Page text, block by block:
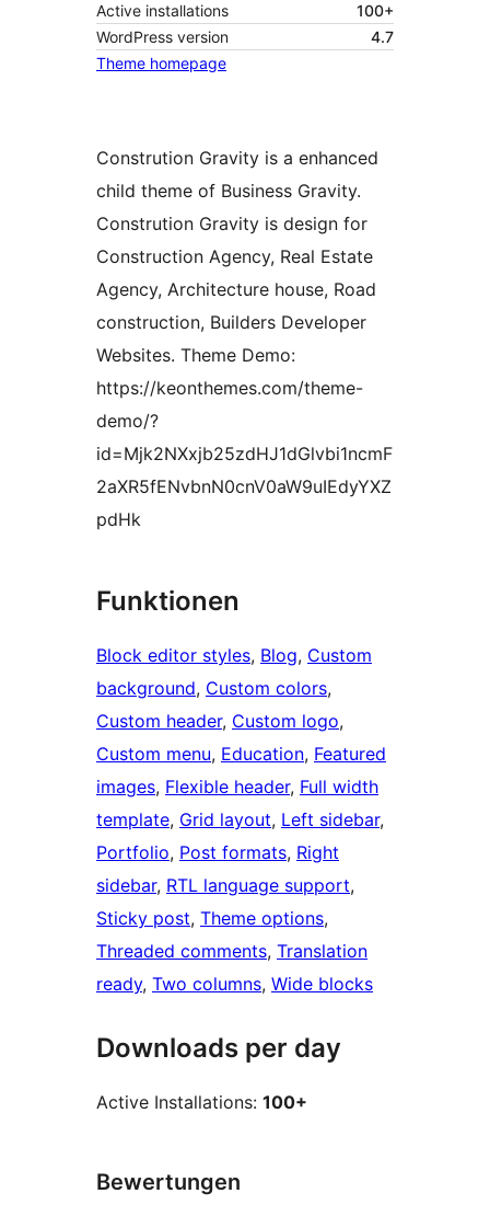
Active installations
100+
WordPress version
4.7
Theme homepage
Constrution Gravity is a enhanced
child theme of Business Gravity.
Constrution Gravity is design for
Construction Agency, Real Estate
Agency, Architecture house, Road
construction, Builders Developer
Websites. Theme Demo:
https://keonthemes.com/theme-
demo/?
id=Mjk2NXxjb25zdHJ1dGlvbi1ncmF
2aXR5fENvbnN0cnV0aW9uIEdyYXZ
pdHk
Funktionen
Block editor styles, Blog, Custom
background, Custom colors
Custom header, Custom logo
Custom menu, Education, Featured
images, Flexible header, Full width
template, Grid layout, Left sidebar
Portfolio, Post formats, Right
sidebar, RTL language support
Sticky post, Theme options
Threaded comments, Translation
ready, Two columns, Wide blocks
Downloads per day
Active Installations: 100+
Bewertungen